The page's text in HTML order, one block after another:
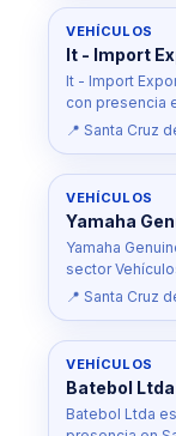
VEHÍCULOS
It - Import
It - Import
con presencia
📍 Santa Cruz
VEHÍCULOS
Yamaha
Yamaha
sector
📍 Santa Cruz
VEHÍCULOS
Batebol Ltda
Batebol Ltda